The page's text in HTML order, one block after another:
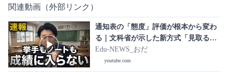
関連動画（外部リンク）
通知表の「態度」評価が根本から変わ
る｜文科省が示した新方式「見取る
姿」とは｜教育課程部会 総則・評価特
別部会（第7回）
Edu-NEWS_おだ
youtube.com